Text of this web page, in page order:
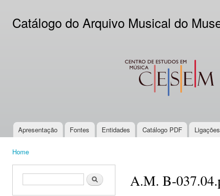
Catálogo do Arquivo Musical do
CESEM
Main menu
Apresentação Fontes Entidades Catálogo PDF
Home
Search form Search A.M. B-